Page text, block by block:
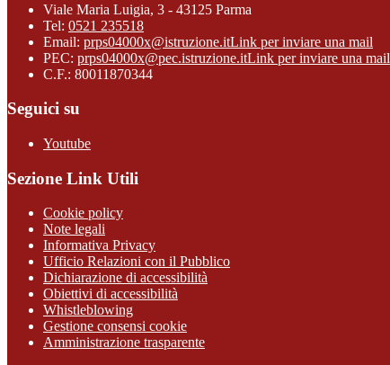
Viale Maria Luigia, 3 - 43125 Parma
Tel: 0521 235518
Email: prps04000x@istruzione.itLink per inviare una mail
PEC: prps04000x@pec.istruzione.itLink per inviare una mail
C.F.: 80011870344
Seguici su
Youtube
Sezione Link Utili
Cookie policy
Note legali
Informativa Privacy
Ufficio Relazioni con il Pubblico
Dichiarazione di accessibilità
Obiettivi di accessibilità
Whistleblowing
Gestione consensi cookie
Amministrazione trasparente